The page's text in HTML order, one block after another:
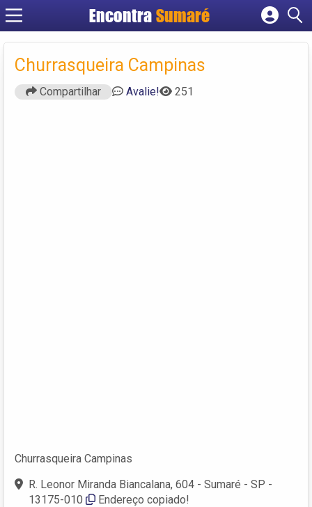
Encontra Sumaré
Cadastrar empresa
Criar conta
Churrasqueira Campinas
Compartilhar Avalie! 251
Churrasqueira Campinas
R. Leonor Miranda Biancalana, 604 - Sumaré - SP -
13175-010
Endereço copiado!